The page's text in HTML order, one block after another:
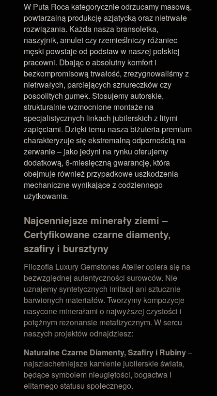
W Puta Roca kategorycznie odrzucamy masową,
powtarzalną produkcję azjatycką oraz nietrwałe
rozwiązania. Każda nasza bransoletka,
naszyjnik, amulet czy rzemieślniczy różaniec
męski powstaje od podstaw w naszej polskiej
pracowni. Dbając o absolutny komfort i
bezkompromisową trwałość, zrezygnowaliśmy z
nietrwałych, parciejących sznureczków czy
pospolitych gumek. Stosujemy autorskie,
strukturalnie wzmocnione montaże na
specjalistycznych linkach jubilerskich z litymi
zapięciami. Dzięki temu nasza biżuteria premium
charakteryzuje się ekstremalną odpornością na
zerwanie – jako jedyni na rynku oferujemy
dodatkową, 6-miesięczną gwarancję, która
obejmuje również przypadkowe uszkodzenia
mechaniczne wynikające z codziennego
użytkowania.
Najcenniejsze minerały ziemi –
Certyfikowane czarne diamenty,
szafiry i bursztyny
Filozofia Luxury Gemstones Atelier opiera się na
bezwzględnej autentyczności surowców. Nie
uznajemy syntetycznych imitacji ani sztucznie
barwionych materiałów. Tworzymy kompozycje
nasycone minerałami o najwyższej czystości i
potężnym rezonansie metafizycznym. W sercu
naszych projektów odnajdziesz:
Naturalne Czarne Diamenty, Szafiry i Rubiny–
najszlachetniejsze kamienie jubilerskie świata,
będące symbolem nieugiętości, bogactwa i
elitarnego statusu społecznego.